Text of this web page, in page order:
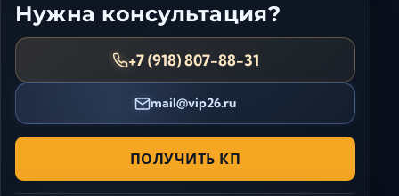
Нужна консультация?
+7 (918) 807-88-31
mail@vip26.ru
ПОЛУЧИТЬ КП